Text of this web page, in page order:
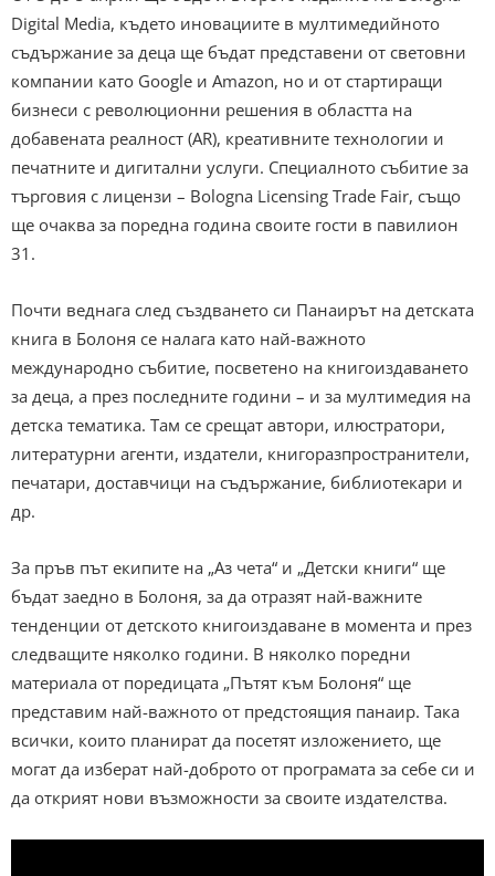
Digital Media, където иновациите в мултимедийното
съдържание за деца ще бъдат представени от световни
компании като Google и Amazon, но и от стартиращи
бизнеси с революционни решения в областта на
добавената реалност (AR), креативните технологии и
печатните и дигитални услуги. Специалното събитие за
търговия с лицензи – Bologna Licensing Trade Fair, също
ще очаква за поредна година своите гости в павилион
31.
Почти веднага след създването си Панаирът на детската
книга в Болоня се налага като най-важното
международно събитие, посветено на книгоиздаването
за деца, а през последните години – и за мултимедия на
детска тематика. Там се срещат автори, илюстратори,
литературни агенти, издатели, книгоразпространители,
печатари, доставчици на съдържание, библиотекари и
др.
За пръв път екипите на „Аз чета“ и „Детски книги“ ще
бъдат заедно в Болоня, за да отразят най-важните
тенденции от детското книгоиздаване в момента и през
следващите няколко години. В няколко поредни
материала от поредицата „Пътят към Болоня“ ще
представим най-важното от предстоящия панаир. Така
всички, които планират да посетят изложението, ще
могат да изберат най-доброто от програмата за себе си и
да открият нови възможности за своите издателства.